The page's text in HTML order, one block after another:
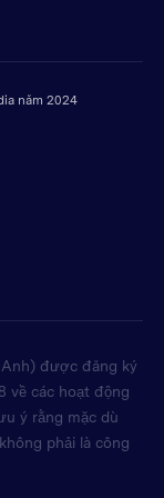
năm 2024
được đăng ký
về các hoạt động
ý rằng mặc dù
phải là công